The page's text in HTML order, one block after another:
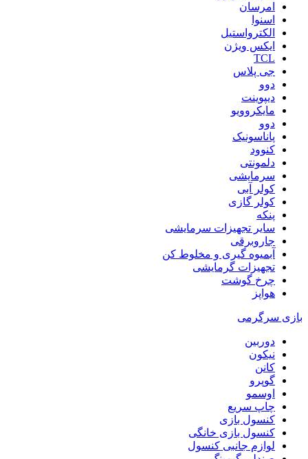
امرسان
اسنوا
الکترواستیل
ایکس ویژن
TCL
جی پلاس
دوو
دیپوینت
مایکروویو
دوو
پاناسونیک
کنوود
دلمونتی
سرمایشی
کولر آبی
کولر گازی
پنکه
سایر تجهیزات سرمایشی
جاروبرقی
آبمیوه گیری و مخلوط کن
تجهیزات گرمایشی
چرخ گوشت
هواپز
بازی سرگرمی
دوربین
نیکون
کانن
گوپرو
اوسمو
چاپ سریع
کنسول بازی
کنسول بازی خانگی
لوازم جانبی کنسول